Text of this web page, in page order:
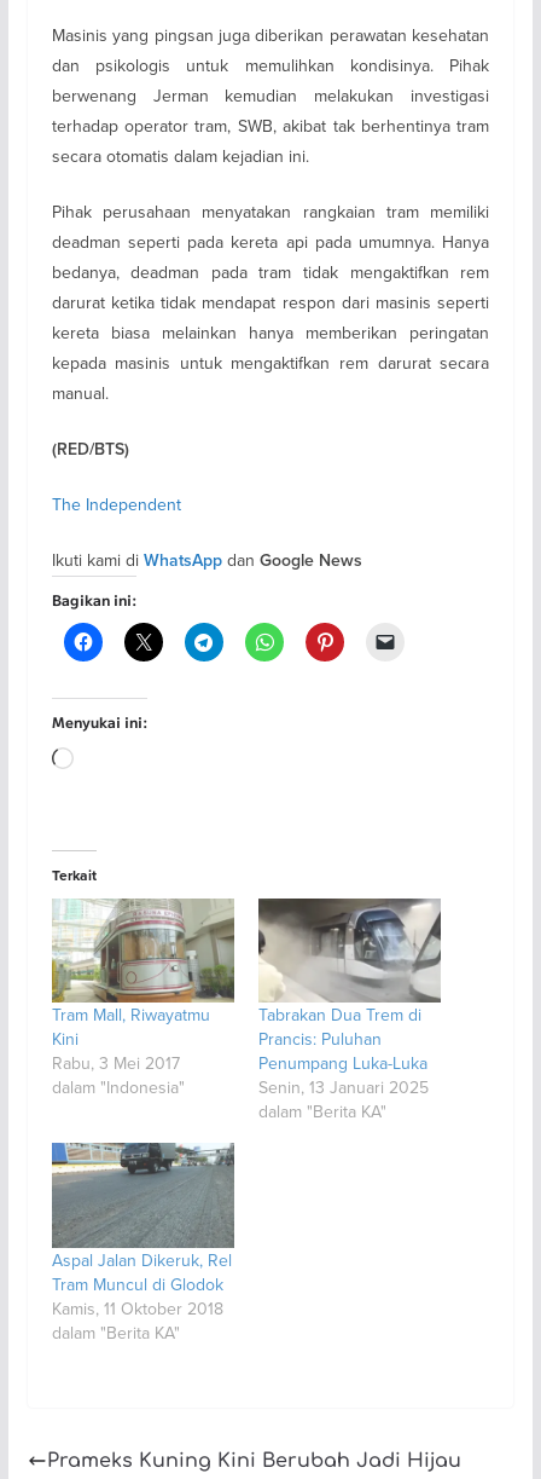
Masinis yang pingsan juga diberikan perawatan kesehatan
dan psikologis untuk memulihkan kondisinya. Pihak
berwenang Jerman kemudian melakukan investigasi
terhadap operator tram, SWB, akibat tak berhentinya tram
secara otomatis dalam kejadian ini.
Pihak perusahaan menyatakan rangkaian tram memiliki
deadman seperti pada kereta api pada umumnya. Hanya
bedanya, deadman pada tram tidak mengaktifkan rem
darurat ketika tidak mendapat respon dari masinis seperti
kereta biasa melainkan hanya memberikan peringatan
kepada masinis untuk mengaktifkan rem darurat secara
manual.
(RED/BTS)
The Independent
Ikuti kami di WhatsAppdan Google News
Bagikan ini:
Menyukai ini:
Memuat...
Terkait
Tram Mall, Riwayatmu
Kini
Rabu, 3 Mei 2017
dalam "Indonesia"
Tabrakan Dua Trem di
Prancis: Puluhan
Penumpang Luka-Luka
Senin, 13 Januari 2025
dalam "Berita KA"
Aspal Jalan Dikeruk, Rel
Tram Muncul di Glodok
Kamis, 11 Oktober 2018
dalam "Berita KA"
Prameks Kuning Kini Berubah Jadi Hijau